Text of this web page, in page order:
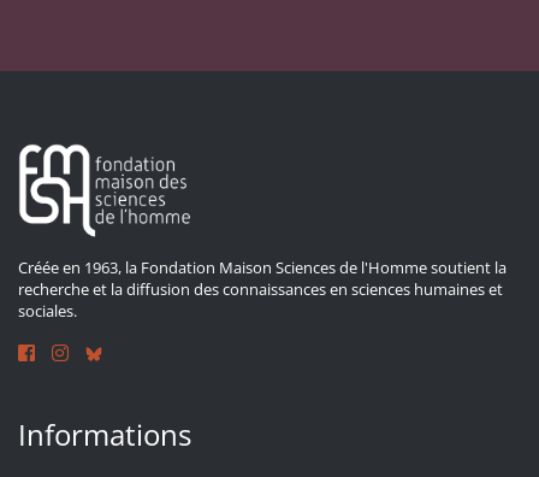
Créée en 1963, la Fondation Maison Sciences de l'Homme soutient la
recherche et la diffusion des connaissances en sciences humaines et
sociales.
Informations